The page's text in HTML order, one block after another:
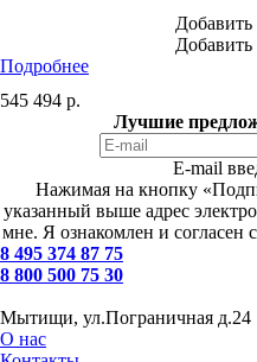
Добавить
Добавить
Подробнее
545 494 р.
Лучшие
E-mail
Нажимая на кнопку
указанный выше адрес
мне. Я ознакомлен и согласен с
8 495 374 87 75
8 800 500 75 30
Мытищи, ул.Пограничная д.24
О нас